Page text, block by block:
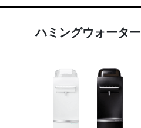
ハミングウォーター